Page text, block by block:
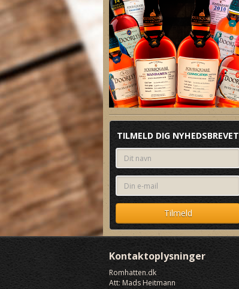
TILMELD DIG NYHEDSBREVET
Kontaktoplysninger
Romhatten.dk
Att: Mads Heitmann